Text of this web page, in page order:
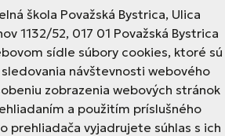
škola Považská Bystrica, Ulica
1132/52, 017 01 Považská Bystrica
sídle súbory cookies, ktoré sú
návštevnosti webového
zobrazenia webových stránok
a použitím príslušného
prehliadača vyjadrujete súhlas s ich